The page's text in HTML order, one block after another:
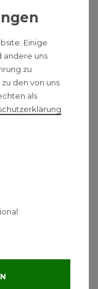
für den
Einige
andere uns
zu
den von uns
als